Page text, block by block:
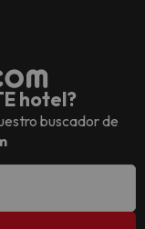
hotel?
buscador de